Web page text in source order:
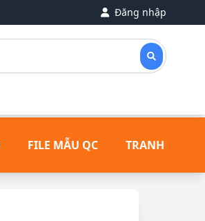
Đăng nhập
FILE MẪU QC TRANH ĐỒNG